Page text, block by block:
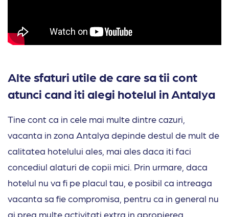
Alte sfaturi utile de care sa tii cont
atunci cand iti alegi hotelul in Antalya
Tine cont ca in cele mai multe dintre cazuri,
vacanta in zona Antalya depinde destul de mult de
calitatea hotelului ales, mai ales daca iti faci
concediul alaturi de copii mici. Prin urmare, daca
hotelul nu va fi pe placul tau, e posibil ca intreaga
vacanta sa fie compromisa, pentru ca in general nu
ai prea multe activitati extra in apropierea